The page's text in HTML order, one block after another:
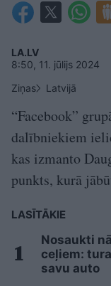
LA.LV
8:50, 11. jūlijs 2024
Ziņas
Latvijā
“Facebook”
dalībniekiem
kas izmanto
punkts, kurā
LASĪTĀKIE
Nosaukti
ceļiem:
savu auto